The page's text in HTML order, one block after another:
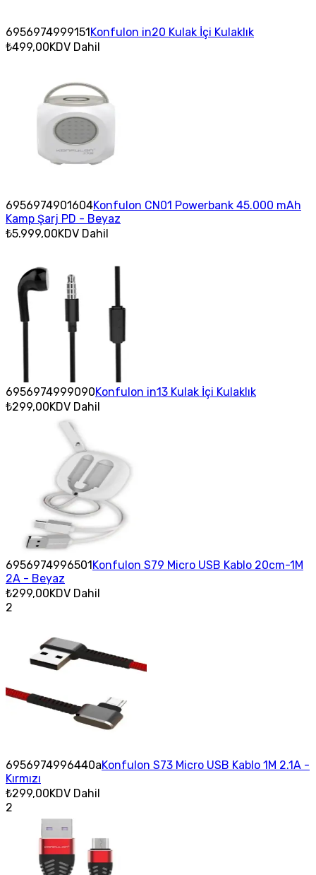
6956974999151Konfulon in20 Kulak İçi Kulaklık
₺499,00KDV Dahil
6956974901604Konfulon CN01 Powerbank 45.000 mAh
Kamp Şarj PD - Beyaz
₺5.999,00KDV Dahil
6956974999090Konfulon in13 Kulak İçi Kulaklık
₺299,00KDV Dahil
6956974996501Konfulon S79 Micro USB Kablo 20cm-1M
2A - Beyaz
₺299,00KDV Dahil
2
6956974996440aKonfulon S73 Micro USB Kablo 1M 2.1A -
Kırmızı
₺299,00KDV Dahil
2